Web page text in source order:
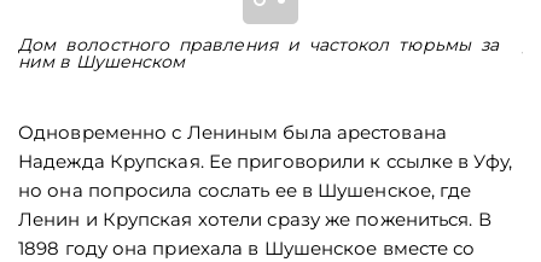
Дом волостного правления и частокол тюрьмы за
ним в Шушенском
Одновременно с Лениным была арестована
Надежда Крупская. Ее приговорили к ссылке в Уфу,
но она попросила сослать ее в Шушенское, где
Ленин и Крупская хотели сразу же пожениться. В
1898 году она приехала в Шушенское вместе со